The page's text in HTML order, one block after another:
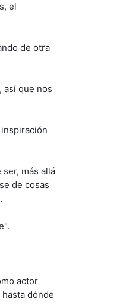
el
de otra
así que nos
más allá
de cosas
actor
dónde